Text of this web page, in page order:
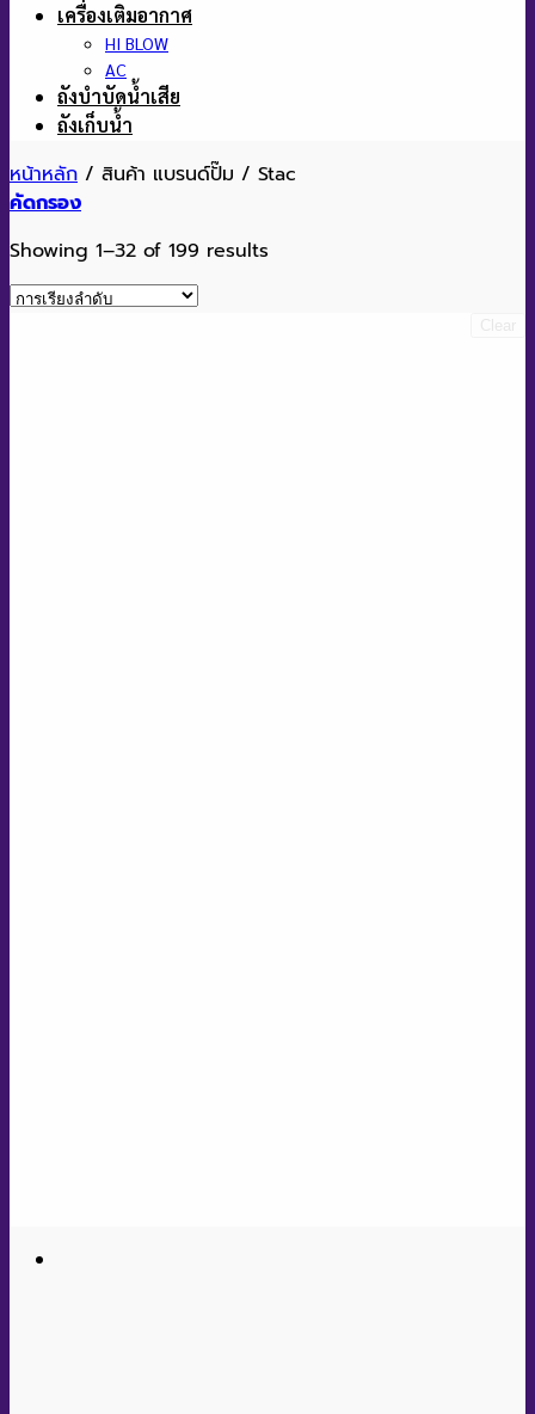
เครื่องเติมอากาศ
HI BLOW
AC
ถังบำบัดน้ำเสีย
ถังเก็บน้ำ
หน้าหลัก / สินค้า แบรนด์ปั๊ม / Stac
คัดกรอง
Showing 1–32 of 199 results